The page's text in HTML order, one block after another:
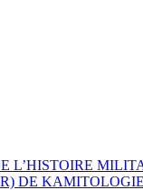
L’HISTOIRE
DE KAMITOLOGIE